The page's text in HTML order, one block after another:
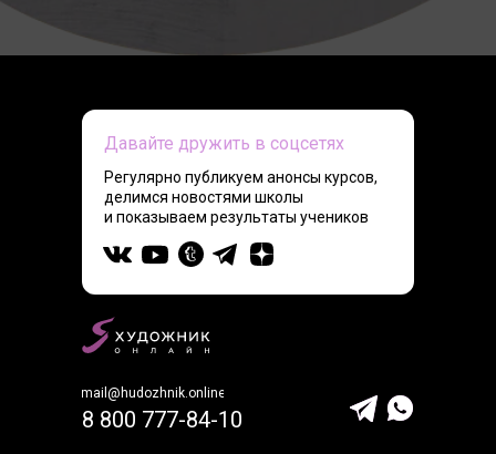
Давайте дружить в соцсетях
mail@hudozhnik.online
Регулярно публикуем анонсы курсов,
делимся новостями школы
и показываем результаты учеников
8 800 777-84-10